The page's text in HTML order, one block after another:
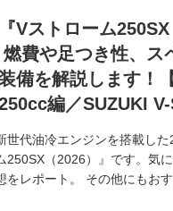
Vストローム
費や足つき性、ス
備を解説します！
編／SUZUKI V-
世代油冷エンジンを搭載し
250SX（2026）』です。気
をレポート。 その他にもお